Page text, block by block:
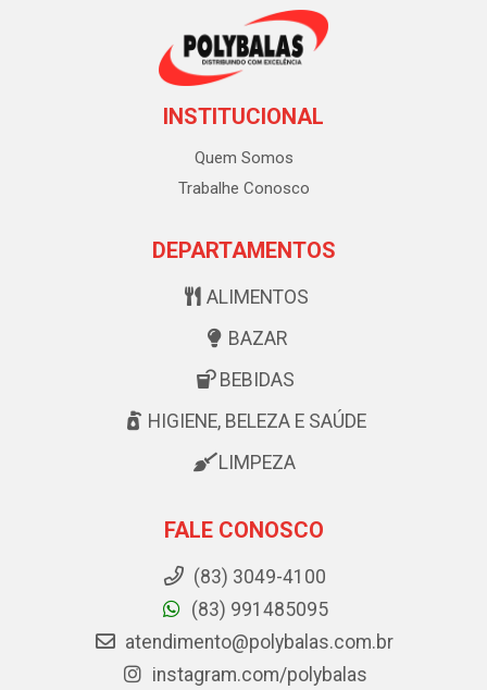
INSTITUCIONAL
Quem Somos
Trabalhe Conosco
DEPARTAMENTOS
ALIMENTOS
BAZAR
BEBIDAS
HIGIENE, BELEZA E SAÚDE
LIMPEZA
FALE CONOSCO
(83) 3049-4100
(83) 991485095
atendimento@polybalas.com.br
instagram.com/polybalas